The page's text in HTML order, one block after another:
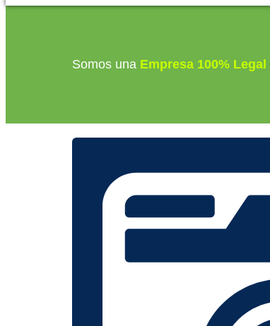
Somos una Empresa 100% Legal